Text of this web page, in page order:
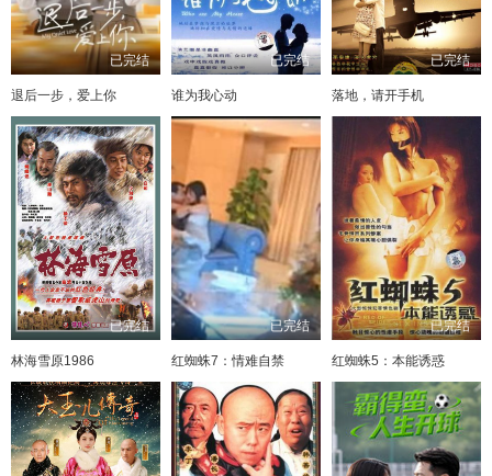
已完结
退后一步，爱上你
已完结
谁为我心动
已完结
落地，请开手机
已完结
林海雪原1986
已完结
红蜘蛛7：情难自禁
已完结
红蜘蛛5：本能诱惑